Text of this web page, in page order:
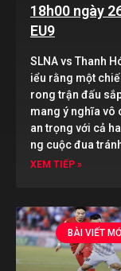
18h00 ngày
EU9
SLNA vs Thanh
iểu rằng một
rong trận đấu
mang ý nghĩa vô
an trọng với cả
ng cuộc đua
XEM TIẾP »
BÀI VIẾT